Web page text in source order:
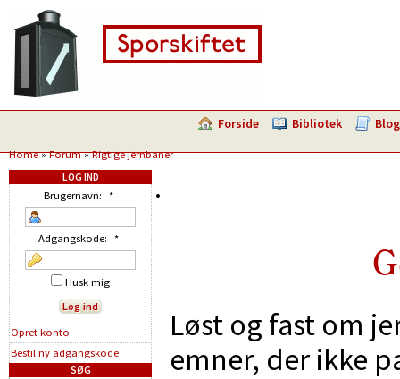
Forside Bibliotek Blog
Home»Forum»Rigtige jernbaner
Løst og fast om
emner, der ikke
LOG IND
Brugernavn: *
Adgangskode: *
Husk mig
Opret konto
Bestil ny adgangskode
SØG